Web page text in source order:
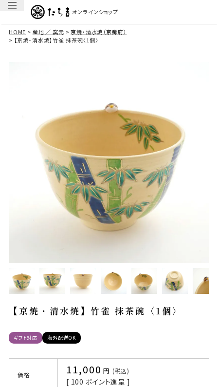
オンラインショップ
HOME 産地 ／ 窯元
京焼・清水焼（京都府）
【京焼・清水焼】竹雀 抹茶碗〈1個〉
【京焼・清水焼】竹雀 抹茶碗〈1個〉
ギフト対応 海外配送OK
価格 11,000 税込
[ 100 ポイント進呈 ]